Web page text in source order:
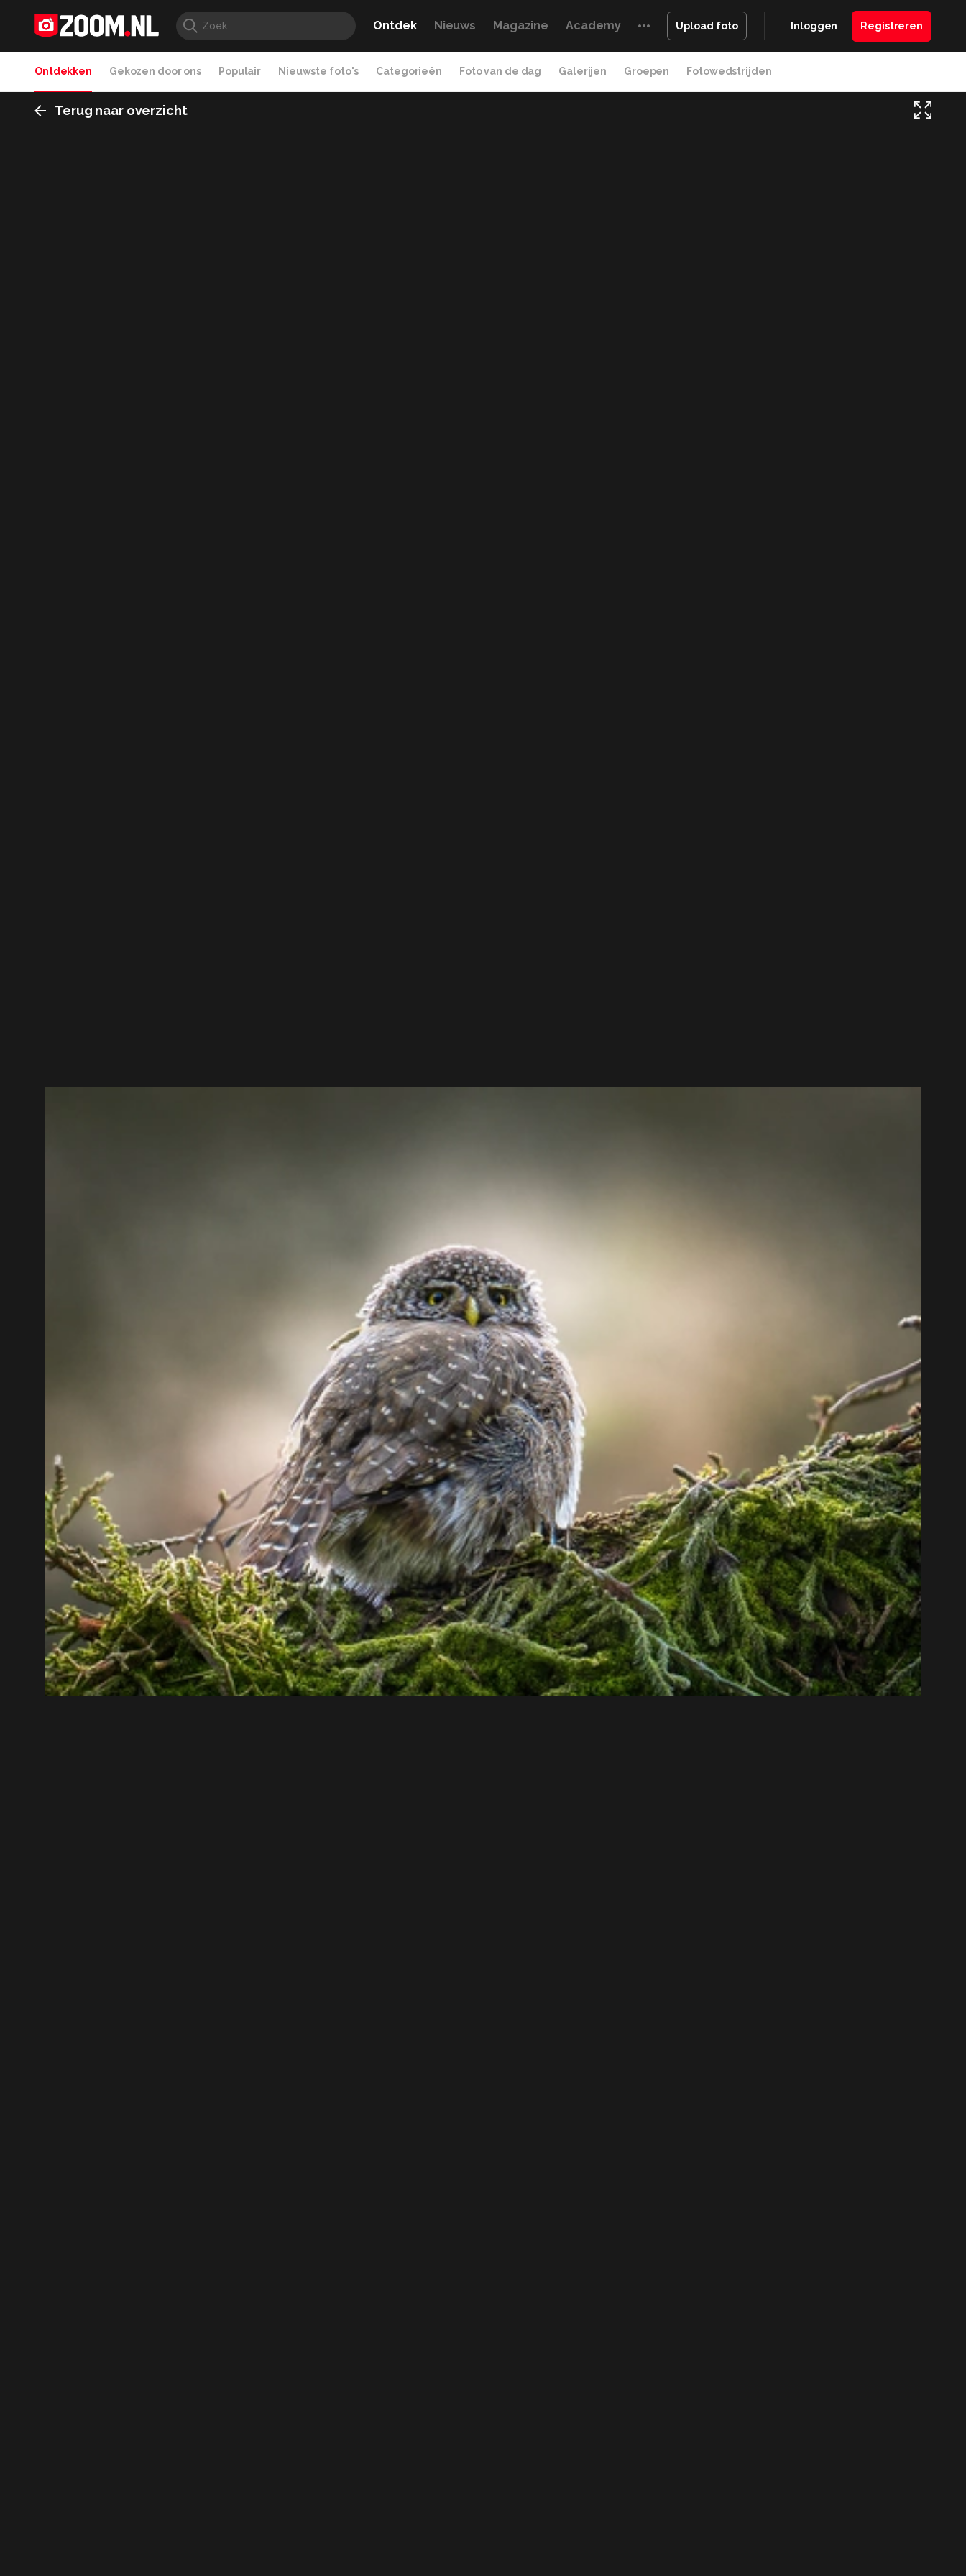
Ontdek Nieuws Magazine Academy Upload foto Inloggen Registreren
Ontdekken Gekozen door ons Populair Nieuwste foto's Categorieën Foto van de dag Galerijen Groepen Fotowedstrijden
Terug naar overzicht